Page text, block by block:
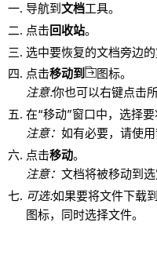
导航到 文档工具。
点击回收站。
选中要恢复的文档旁边的
点击移动到
图标。
注意:你也可以右键点击
在“移动”窗口中，选择
注意： 如有必要，请使用
点击移动。
注意： 文档将被移动到选
可选:如果要将文件下载
图标，同时选择文件。